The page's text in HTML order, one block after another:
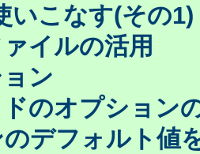
いこなす(その1)
イルの活用
ン
のオプション
デフォルト値